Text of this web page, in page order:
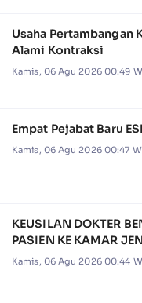
Usaha Pertambangan
Alami Kontraksi
Kamis, 06 Agu 2026 00:49
Empat Pejabat Baru
Kamis, 06 Agu 2026 00:47
KEUSILAN DOKTER
PASIEN KE KAMAR
Kamis, 06 Agu 2026 00:44